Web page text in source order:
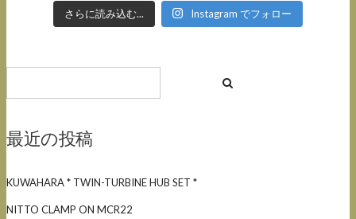
さらに読み込む... Instagram でフォロー
最近の投稿
KUWAHARA * TWIN-TURBINE HUB SET *
NITTO CLAMP ON MCR22